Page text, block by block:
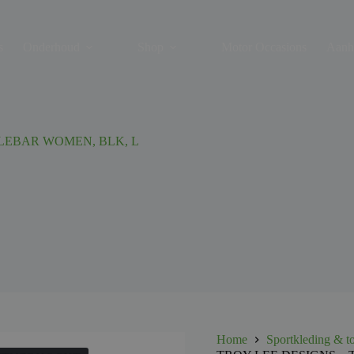
WOMEN, BLK, L
Home
Sportkleding &